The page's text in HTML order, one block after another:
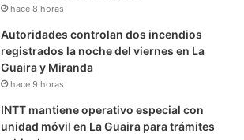
hace 8 horas
Autoridades controlan dos incendios
registrados la noche del viernes en La
Guaira y Miranda
hace 9 horas
INTT mantiene operativo especial con
unidad móvil en La Guaira para trámites